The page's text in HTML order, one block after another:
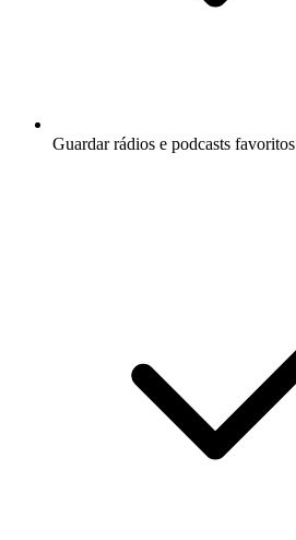
Guardar rádios e podcasts favoritos